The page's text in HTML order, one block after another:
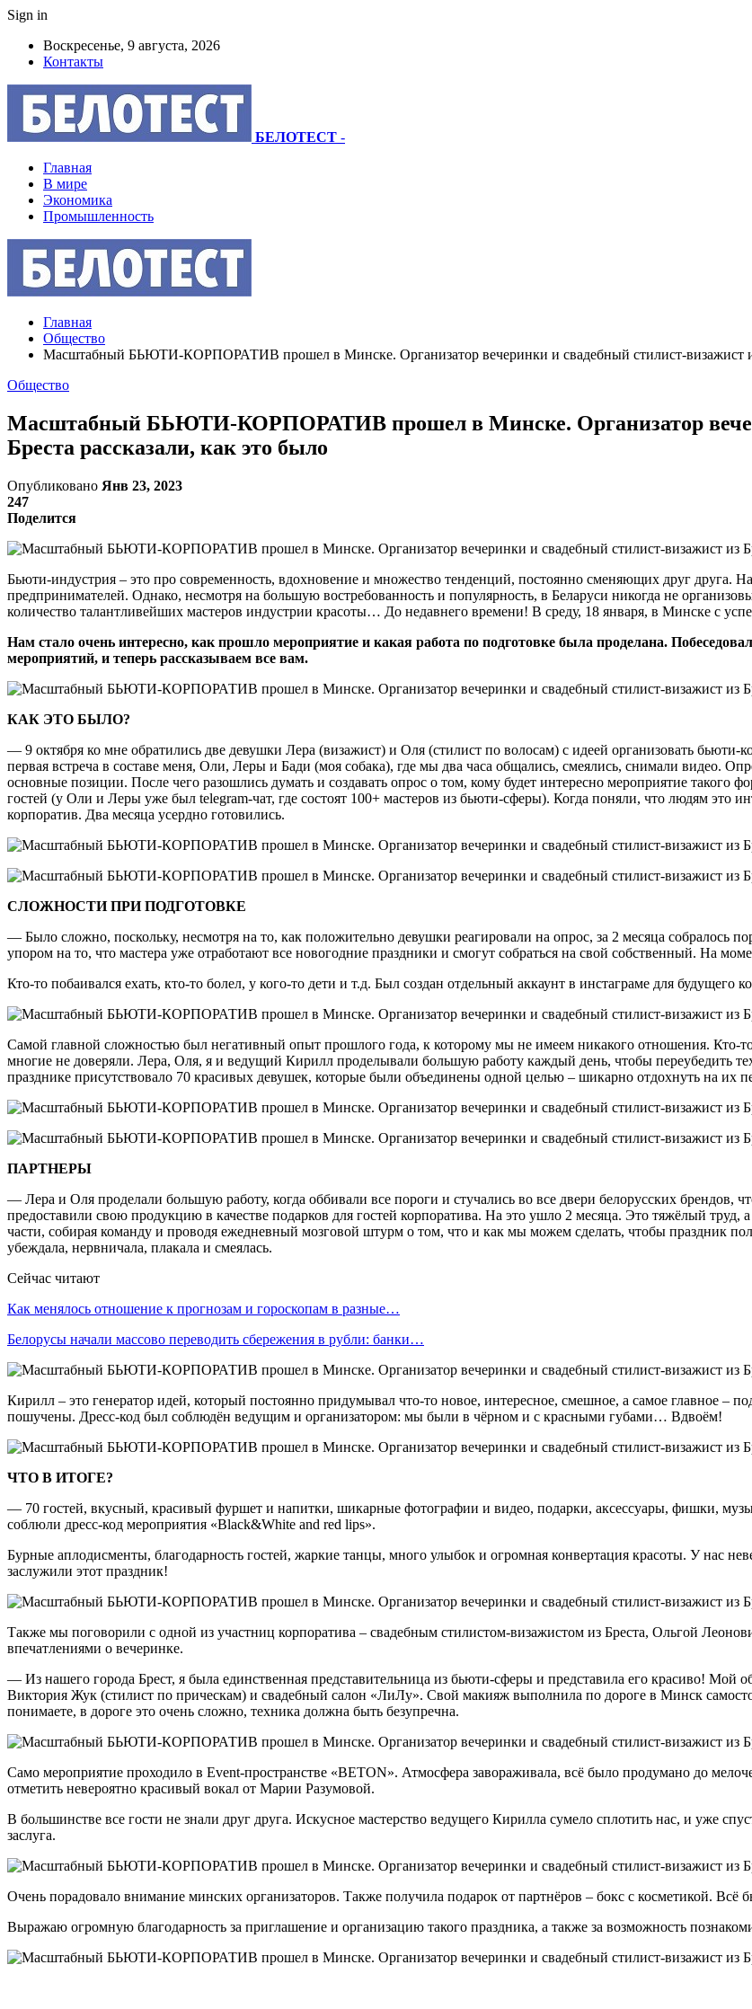
Sign in
Воскресенье, 9 августа, 2026
Контакты
БЕЛОТЕСТ -
Главная
В мире
Экономика
Промышленность
Главная
Общество
Масштабный БЬЮТИ-КОРПОРАТИВ прошел в Минске. Организатор вечеринки и свадебный стилист-визажист из
Общество
Масштабный БЬЮТИ-КОРПОРАТИВ прошел в Минске. Организатор
Бреста рассказали, как это было
Опубликовано Янв 23, 2023
247
Поделится
Бьюти-индустрия – это про современность, вдохновение и множество тенденций, постоянно сменяющих друг друга.
предпринимателей. Однако, несмотря на большую востребованность и популярность, в Беларуси никогда не
количество талантливейших мастеров индустрии красоты… До недавнего времени! В среду, 18 января, в Минске с
Нам стало очень интересно, как прошло мероприятие и какая работа по подготовке была проделана.
мероприятий, и теперь рассказываем все вам.
КАК ЭТО БЫЛО?
— 9 октября ко мне обратились две девушки Лера (визажист) и Оля (стилист по волосам) с идеей организовать бьюти-
первая встреча в составе меня, Оли, Леры и Бади (моя собака), где мы два часа общались, смеялись, снимали видео.
основные позиции. После чего разошлись думать и создавать опрос о том, кому будет интересно мероприятие такого
гостей (у Оли и Леры уже был telegram-чат, где состоят 100+ мастеров из бьюти-сферы). Когда поняли, что людям это
корпоратив. Два месяца усердно готовились.
СЛОЖНОСТИ ПРИ ПОДГОТОВКЕ
— Было сложно, поскольку, несмотря на то, как положительно девушки реагировали на опрос, за 2 месяца собралось
упором на то, что мастера уже отработают все новогодние праздники и смогут собраться на свой собственный. На
Кто-то побаивался ехать, кто-то болел, у кого-то дети и т.д. Был создан отдельный аккаунт в инстаграме для
Самой главной сложностью был негативный опыт прошлого года, к которому мы не имеем никакого отношения. Кто-то
многие не доверяли. Лера, Оля, я и ведущий Кирилл проделывали большую работу каждый день, чтобы переубедить
празднике присутствовало 70 красивых девушек, которые были объединены одной целью – шикарно отдохнуть на их
ПАРТНЕРЫ
— Лера и Оля проделали большую работу, когда оббивали все пороги и стучались во все двери белорусских брендов,
предоставили свою продукцию в качестве подарков для гостей корпоратива. На это ушло 2 месяца. Это тяжёлый труд,
части, собирая команду и проводя ежедневный мозговой штурм о том, что и как мы можем сделать, чтобы праздник
убеждала, нервничала, плакала и смеялась.
Сейчас читают
Как менялось отношение к прогнозам и гороскопам в разные…
Белорусы начали массово переводить сбережения в рубли: банки…
Кирилл – это генератор идей, который постоянно придумывал что-то новое, интересное, смешное, а самое главное –
пошучены. Дресс-код был соблюдён ведущим и организатором: мы были в чёрном и с красными губами… Вдвоём!
ЧТО В ИТОГЕ?
— 70 гостей, вкусный, красивый фуршет и напитки, шикарные фотографии и видео, подарки, аксессуары, фишки,
соблюли дресс-код мероприятия «Black&White and red lips».
Бурные аплодисменты, благодарность гостей, жаркие танцы, много улыбок и огромная конвертация красоты. У нас
заслужили этот праздник!
Также мы поговорили с одной из участниц корпоратива – свадебным стилистом-визажистом из Бреста, Ольгой
впечатлениями о вечеринке.
— Из нашего города Брест, я была единственная представительница из бьюти-сферы и представила его красиво! Мой
Виктория Жук (стилист по прическам) и свадебный салон «ЛиЛу». Свой макияж выполнила по дороге в Минск
понимаете, в дороге это очень сложно, техника должна быть безупречна.
Само мероприятие проходило в Event-пространстве «BETON». Атмосфера завораживала, всё было продумано до
отметить невероятно красивый вокал от Марии Разумовой.
В большинстве все гости не знали друг друга. Искусное мастерство ведущего Кирилла сумело сплотить нас, и уже
заслуга.
Очень порадовало внимание минских организаторов. Также получила подарок от партнёров – бокс с косметикой.
Выражаю огромную благодарность за приглашение и организацию такого праздника, а также за возможность